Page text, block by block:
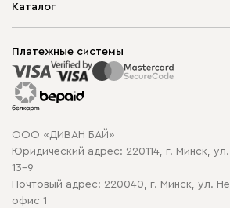
О компании
Способы оплаты
Рассрочка и кредит
Гарантия
Карта сайта
Политика конфиденциальности
Политика в отношении обработки cookie
Каталог
Корпусная мебель
Распродажа мебели
Платежные системы
ООО «ДИВАН БАЙ»
Юридический адрес: 220114, г. Минск,
13-9
Почтовый адрес: 220040, г. Минск, ул.
офис 1